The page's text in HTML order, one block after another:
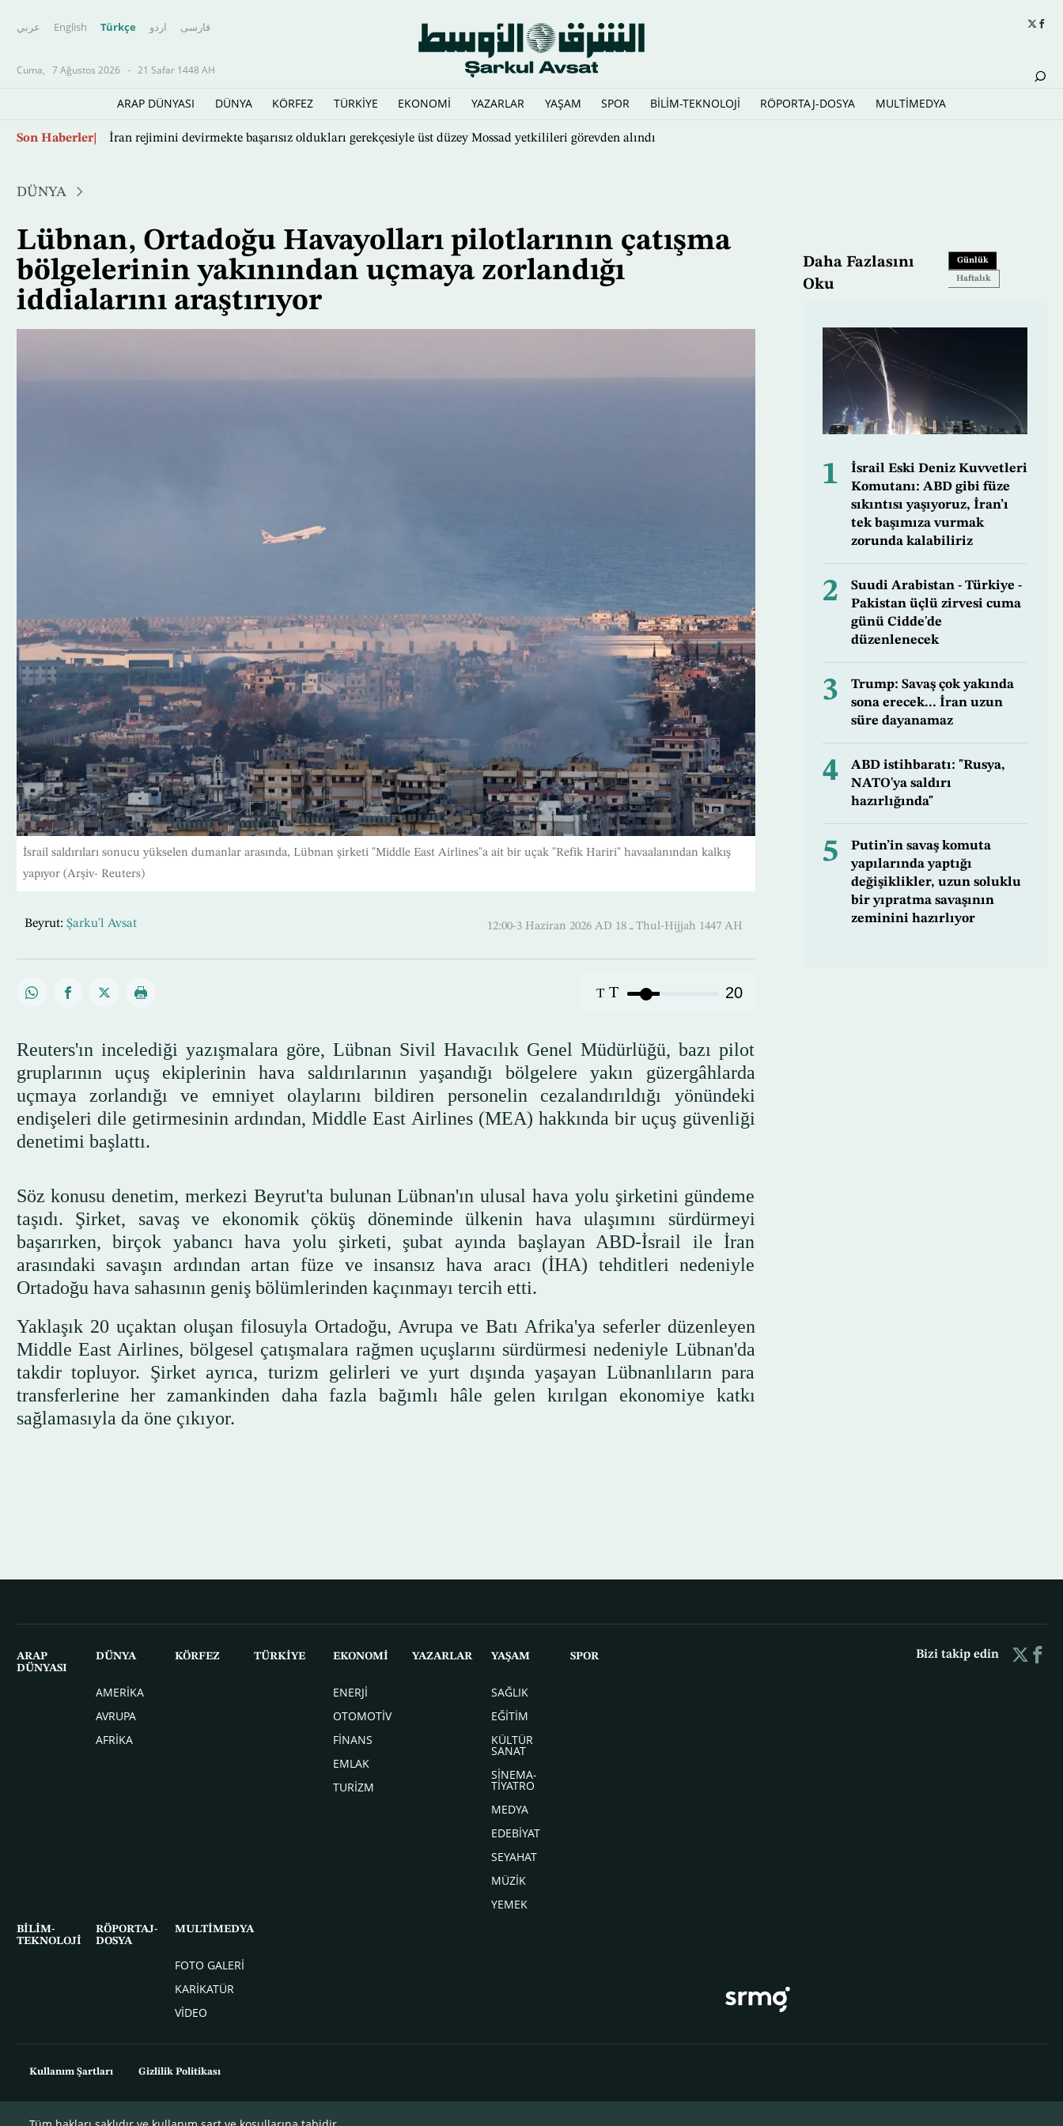
عربي English Türkçe اردو فارسى
Cuma, 7 Ağustos 2026 - 21 Safar 1448 AH
ARAP DÜNYASI DÜNYA KÖRFEZ TÜRKİYE EKONOMİ YAZARLAR YAŞAM SPOR BİLİM-TEKNOLOJİ RÖPORTAJ-DOSYA MULTİMEDYA
Ana
Son Haberler Yapay zekâ savaşın ve barışın kurallarını yeniden yazıyor
DÜNYA
Lübnan, Ortadoğu Havayolları pilotlarının çatışma
bölgelerinin yakınından uçmaya zorlandığı
iddialarını araştırıyor
İsrail saldırıları sonucu yükselen dumanlar arasında, Lübnan şirketi "Middle East Airlines"a ait bir uçak "Refik Hariri" havaalanından kalkış
yapıyor (Arşiv- Reuters)
Beyrut: Şarku'l Avsat 12:00-3 Haziran 2026 AD ـ 18 Thul-Hijjah 1447 AH
T T 20
Reuters'ın incelediği yazışmalara göre, Lübnan Sivil Havacılık Genel Müdürlüğü, bazı pilot
gruplarının uçuş ekiplerinin hava saldırılarının yaşandığı bölgelere yakın güzergâhlarda
uçmaya zorlandığı ve emniyet olaylarını bildiren personelin cezalandırıldığı yönündeki
endişeleri dile getirmesinin ardından, Middle East Airlines (MEA) hakkında bir uçuş güvenliği
denetimi başlattı.
Söz konusu denetim, merkezi Beyrut'ta bulunan Lübnan'ın ulusal hava yolu şirketini gündeme
taşıdı. Şirket, savaş ve ekonomik çöküş döneminde ülkenin hava ulaşımını sürdürmeyi
başarırken, birçok yabancı hava yolu şirketi, şubat ayında başlayan ABD-İsrail ile İran
arasındaki savaşın ardından artan füze ve insansız hava aracı (İHA) tehditleri nedeniyle
Ortadoğu hava sahasının geniş bölümlerinden kaçınmayı tercih etti.
Yaklaşık 20 uçaktan oluşan filosuyla Ortadoğu, Avrupa ve Batı Afrika'ya seferler düzenleyen
Middle East Airlines, bölgesel çatışmalara rağmen uçuşlarını sürdürmesi nedeniyle Lübnan'da
takdir topluyor. Şirket ayrıca, turizm gelirleri ve yurt dışında yaşayan Lübnanlıların para
transferlerine her zamankinden daha fazla bağımlı hâle gelen kırılgan ekonomiye katkı
sağlamasıyla da öne çıkıyor.
Daha Fazlasını
Oku
Günlük
Haftalık
1
İsrail Eski Deniz Kuvvetleri
Komutanı: ABD gibi füze
sıkıntısı yaşıyoruz, İran’ı
tek başımıza vurmak
zorunda kalabiliriz
2
Suudi Arabistan - Türkiye -
Pakistan üçlü zirvesi cuma
günü Cidde'de
düzenlenecek
3
Trump: Savaş çok yakında
sona erecek... İran uzun
süre dayanamaz
4
ABD istihbaratı: "Rusya,
NATO'ya saldırı
hazırlığında"
5
Putin’in savaş komuta
yapılarında yaptığı
değişiklikler, uzun soluklu
bir yıpratma savaşının
zeminini hazırlıyor
ARAP
DÜNYASI
DÜNYA
AMERİKA
AVRUPA
AFRİKA
KÖRFEZ TÜRKİYE EKONOMİ
ENERJİ
OTOMOTİV
FİNANS
EMLAK
TURİZM
YAZARLAR YAŞAM
SAĞLIK
EĞİTİM
KÜLTÜR
SANAT
SİNEMA-
TİYATRO
MEDYA
EDEBİYAT
SEYAHAT
MÜZİK
YEMEK
SPOR
BİLİM-
TEKNOLOJİ
RÖPORTAJ-
DOSYA
MULTİMEDYA
FOTO GALERİ
KARİKATÜR
VİDEO
Bizi takip edin
Kullanım Şartları Gizlilik Politikası